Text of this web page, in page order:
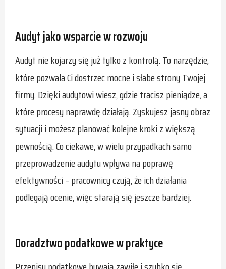
Audyt jako wsparcie w rozwoju
Audyt nie kojarzy się już tylko z kontrolą. To narzędzie,
które pozwala Ci dostrzec mocne i słabe strony Twojej
firmy. Dzięki audytowi wiesz, gdzie tracisz pieniądze, a
które procesy naprawdę działają. Zyskujesz jasny obraz
sytuacji i możesz planować kolejne kroki z większą
pewnością. Co ciekawe, w wielu przypadkach samo
przeprowadzenie audytu wpływa na poprawę
efektywności – pracownicy czują, że ich działania
podlegają ocenie, więc starają się jeszcze bardziej.
Doradztwo podatkowe w praktyce